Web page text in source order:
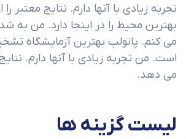
تجربه زیادی با آنها دارم. نتایج معتبر را
بهترین محیط را در اینجا دارد. من به
می کنم. پاتولب بهترین آزمایشگاه
است. من تجربه زیادی با آنها دارم. نتایج
می دهد.
لیست گزینه ها